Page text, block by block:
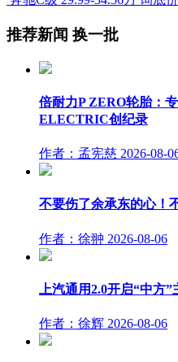
推荐新闻 换一批
倍耐力P ZERO轮胎：
ELECTRIC创纪录
作者：孟宪慈 2026-08-
不要伤了余承东的心！
作者：徐翀 2026-08-06
上汽通用2.0开启“中方
作者：徐辉 2026-08-06